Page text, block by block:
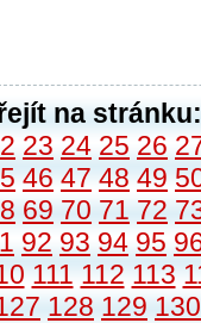
na stránku:
23 24 25 26
46 47 48 49
69 70 71 72
92 93 94 95
111 112 113
128 129 130